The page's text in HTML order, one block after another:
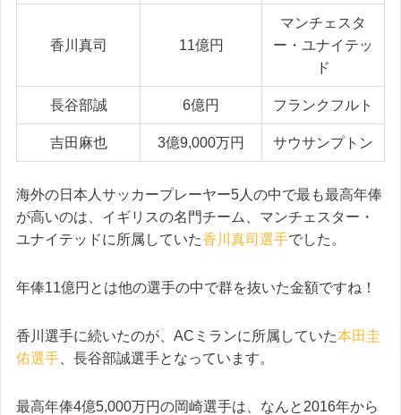
香川真司 11億円
マンチェスタ
ー・ユナイテッ
ド
長谷部誠 6億円 フランクフルト
吉田麻也 3億9,000万円 サウサンプトン
海外の日本人サッカープレーヤー5人の中で最も最高年俸
が高いのは、イギリスの名門チーム、マンチェスター・
ユナイテッドに所属していた香川真司選手でした。
年俸11億円とは他の選手の中で群を抜いた金額ですね！
香川選手に続いたのが、ACミランに所属していた本田圭
佑選手 、長谷部誠選手となっています。
最高年俸4億5,000万円の岡崎選手は、なんと2016年から